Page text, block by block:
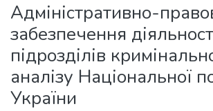
Адміністративно-
забезпечення
підрозділів
аналізу Національної
України